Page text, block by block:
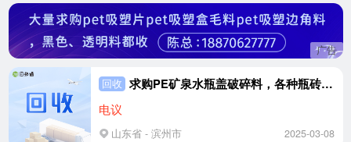
广告
回收 求购PE矿泉水瓶盖破碎料，各种瓶砖压块，月需量5000吨
电议
山东省 - 滨州市 2025-03-08